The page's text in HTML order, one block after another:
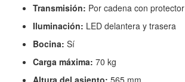
Transmisión: Por cadena con protector
Iluminación: LED delantera y trasera
Bocina: Sí
Carga máxima: 70 kg